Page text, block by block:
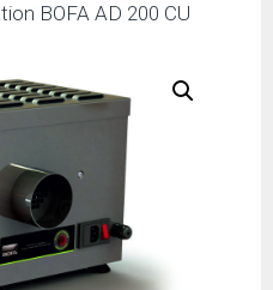
BOFA AD 200 CU